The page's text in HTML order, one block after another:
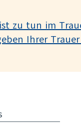
zu tun im
Ihrer